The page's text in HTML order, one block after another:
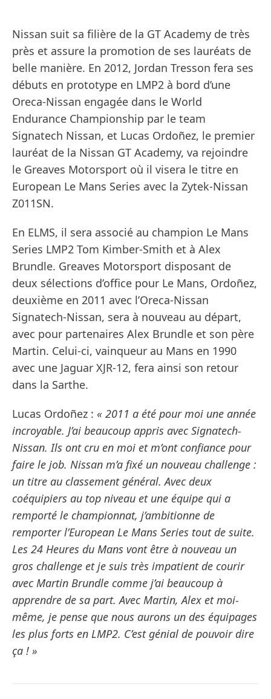
Nissan suit sa filière de la GT Academy de très
près et assure la promotion de ses lauréats de
belle manière. En 2012, Jordan Tresson fera ses
débuts en prototype en LMP2 à bord d’une
Oreca-Nissan engagée dans le World
Endurance Championship par le team
Signatech Nissan, et Lucas Ordoñez, le premier
lauréat de la Nissan GT Academy, va rejoindre
le Greaves Motorsport où il visera le titre en
European Le Mans Series avec la Zytek-Nissan
Z011SN.
En ELMS, il sera associé au champion Le Mans
Series LMP2 Tom Kimber-Smith et à Alex
Brundle. Greaves Motorsport disposant de
deux sélections d’office pour Le Mans, Ordoñez,
deuxième en 2011 avec l’Oreca-Nissan
Signatech-Nissan, sera à nouveau au départ,
avec pour partenaires Alex Brundle et son père
Martin. Celui-ci, vainqueur au Mans en 1990
avec une Jaguar XJR-12, fera ainsi son retour
dans la Sarthe.
Lucas Ordoñez : « 2011 a été pour moi une année
incroyable. J’ai beaucoup appris avec Signatech-
Nissan. Ils ont cru en moi et m’ont confiance pour
faire le job. Nissan m’a fixé un nouveau challenge :
un titre au classement général. Avec deux
coéquipiers au top niveau et une équipe qui a
remporté le championnat, j’ambitionne de
remporter l’European Le Mans Series tout de suite.
Les 24 Heures du Mans vont être à nouveau un
gros challenge et je suis très impatient de courir
avec Martin Brundle comme j’ai beaucoup à
apprendre de sa part. Avec Martin, Alex et moi-
même, je pense que nous aurons un des équipages
les plus forts en LMP2. C’est génial de pouvoir dire
ça ! »